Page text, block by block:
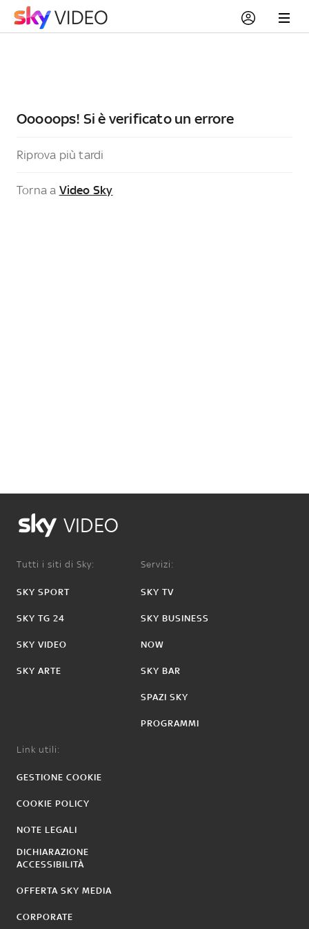
Ooooops! Si è verificato un errore
Riprova più tardi
Torna a Video Sky
VIDEO
Tutti i siti di Sky:
SKY SPORT
SKY TG 24
SKY VIDEO
SKY ARTE
Servizi:
SKY TV
SKY BUSINESS
NOW
SKY BAR
SPAZI SKY
PROGRAMMI
Link utili:
GESTIONE COOKIE
COOKIE POLICY
NOTE LEGALI
DICHIARAZIONE
ACCESSIBILITÀ
OFFERTA SKY MEDIA
CORPORATE